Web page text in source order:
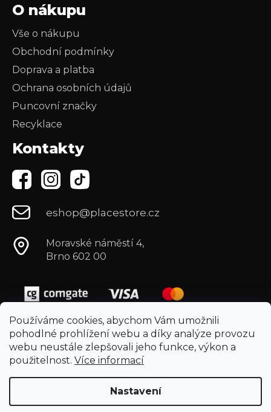
Používáme cookies, abychom Vám umožnili
pohodlné prohlížení webu a díky analýze provozu
webu neustále zlepšovali jeho funkce, výkon a
použitelnost. Více informací
Nastavení
O nákupu
Vše o nákupu
Obchodní podmínky
Doprava a platba
Ochrana osobních údajů
Puncovní značky
Recyklace
Kontakty
eshop@placestore.cz
Moravské náměstí 4,
Brno 602 00
Vytvořil Shoptet